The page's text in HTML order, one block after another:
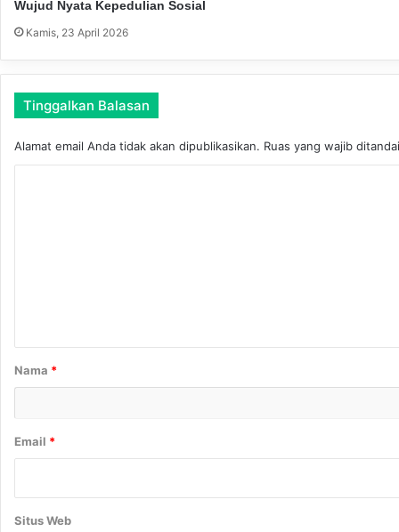
b
a
t
a
i
a
d
a
r
H
Wujud Nyata Kepedulian Sosial
Kamis, 23 April 2026
Tinggalkan Balasan
Alamat email Anda tidak akan dipublikasikan. Ruas yang wajib
r
*
Nama *
Email *
Situs Web